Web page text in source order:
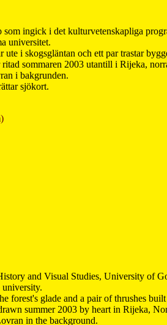
ingick i det kulturvetenskapliga
universitet.
i skogsgläntan och ett par trastar
sommaren 2003 utantill i Rijeka,
i bakgrunden.
sjökort.
and Visual Studies, University of
university.
forest's glade and a pair of thrushes
summer 2003 by heart in Rijeka,
in the background.